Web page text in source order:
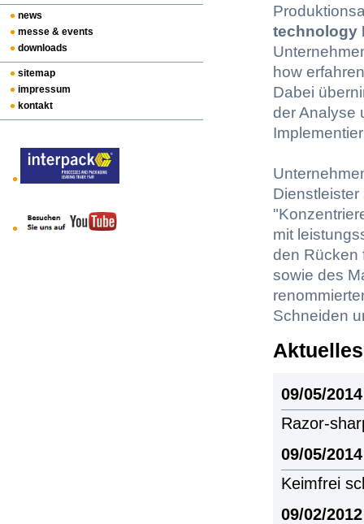
news
messe & events
downloads
sitemap
impressum
kontakt
technology
how
Dabei
der Analyse
mit
den Rücken
sowie des
Schneiden
Aktuelles
09/05/
Razor-
09/05/
Keimfrei
09/02/